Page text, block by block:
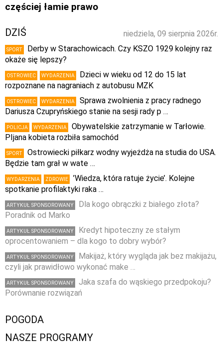
częściej łamie prawo
niedziela, 09 sierpnia 2026r.
DZIŚ
SPORT
Derby w Starachowicach. Czy KSZO 1929 kolejny raz
okaże się lepszy?
OSTROWIEC WYDARZENIA
Dzieci w wieku od 12 do 15 lat
rozpoznane na nagraniach z autobusu MZK
OSTROWIEC WYDARZENIA
Sprawa zwolnienia z pracy radnego
Dariusza Czupryńskiego stanie na sesji rady p …
POLICJA WYDARZENIA
Obywatelskie zatrzymanie w Tarłowie.
PIjana kobieta rozbiła samochód
SPORT
Ostrowiecki piłkarz wodny wyjeżdża na studia do USA.
Będzie tam grał w wate …
WYDARZENIA ZDROWIE
’Wiedza, która ratuje życie’. Kolejne
spotkanie profilaktyki raka …
ARTYKUŁ SPONSOROWANY
Dla kogo obrączki z białego złota?
Poradnik od Marko
ARTYKUŁ SPONSOROWANY
Kredyt hipoteczny ze stałym
oprocentowaniem – dla kogo to dobry wybór?
ARTYKUŁ SPONSOROWANY
Makijaż, który wygląda jak bez makijażu,
czyli jak prawidłowo wykonać make …
ARTYKUŁ SPONSOROWANY
Jaka szafa do wąskiego przedpokoju?
Porównanie rozwiązań
POGODA
NASZE PROGRAMY